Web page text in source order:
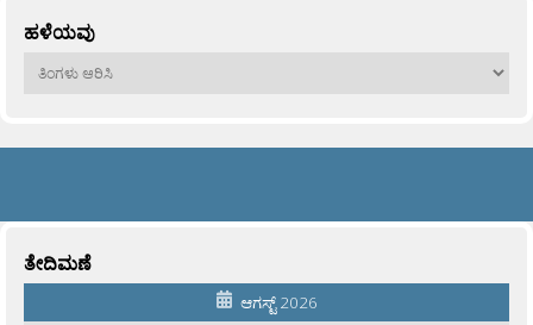
ಹಳೆಯವು
ಹಳೆಯವು
ತೇದಿಮಣೆ
ಆಗಸ್ಟ್ 2026